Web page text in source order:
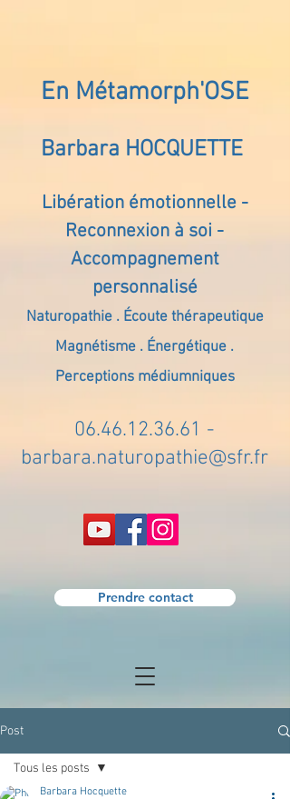
En Métamorph'OSE
Barbara HOCQUETTE
Libération émotionnelle -
Reconnexion à soi -
Accompagnement
personnalisé
Naturopathie . Écoute thérapeutique
Magnétisme . Énergétique .
Perceptions médiumniques
06.46.12.36.61 -
barbara.naturopathie@sfr.fr
Prendre contact
Post
Tous les posts
Barbara Hocquette